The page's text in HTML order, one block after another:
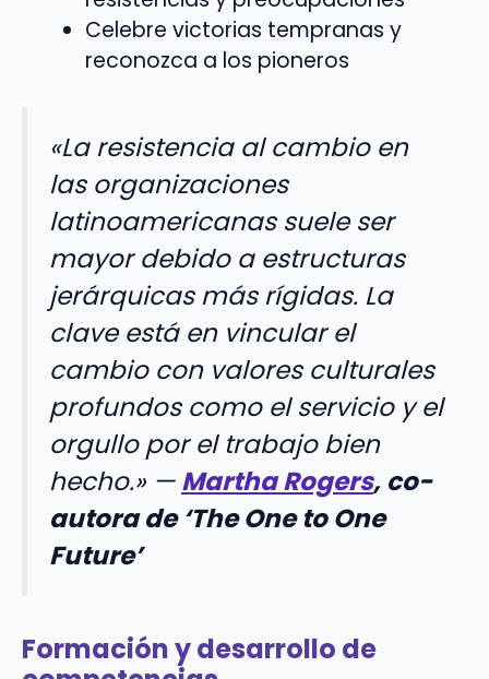
Celebre victorias tempranas y
reconozca a los pioneros
«La resistencia al cambio en
las organizaciones
latinoamericanas suele ser
mayor debido a estructuras
jerárquicas más rígidas. La
clave está en vincular el
cambio con valores culturales
profundos como el servicio y el
orgullo por el trabajo bien
hecho.» —Martha Rogers, co-
autora de ‘The One to One
Future’
Formación y desarrollo de